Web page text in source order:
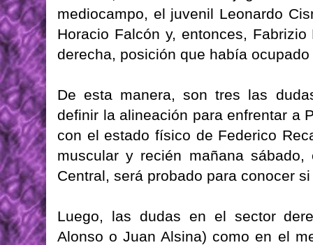
mediocampo, el juvenil Leonardo
Horacio Falcón y, entonces,
derecha, posición que había
De esta manera, son tres las
definir la alineación para enfrentar a
con el estado físico de Federico
muscular y recién mañana
Central, será probado para conocer
Luego, las dudas en el sector
Alonso o Juan Alsina) como en el